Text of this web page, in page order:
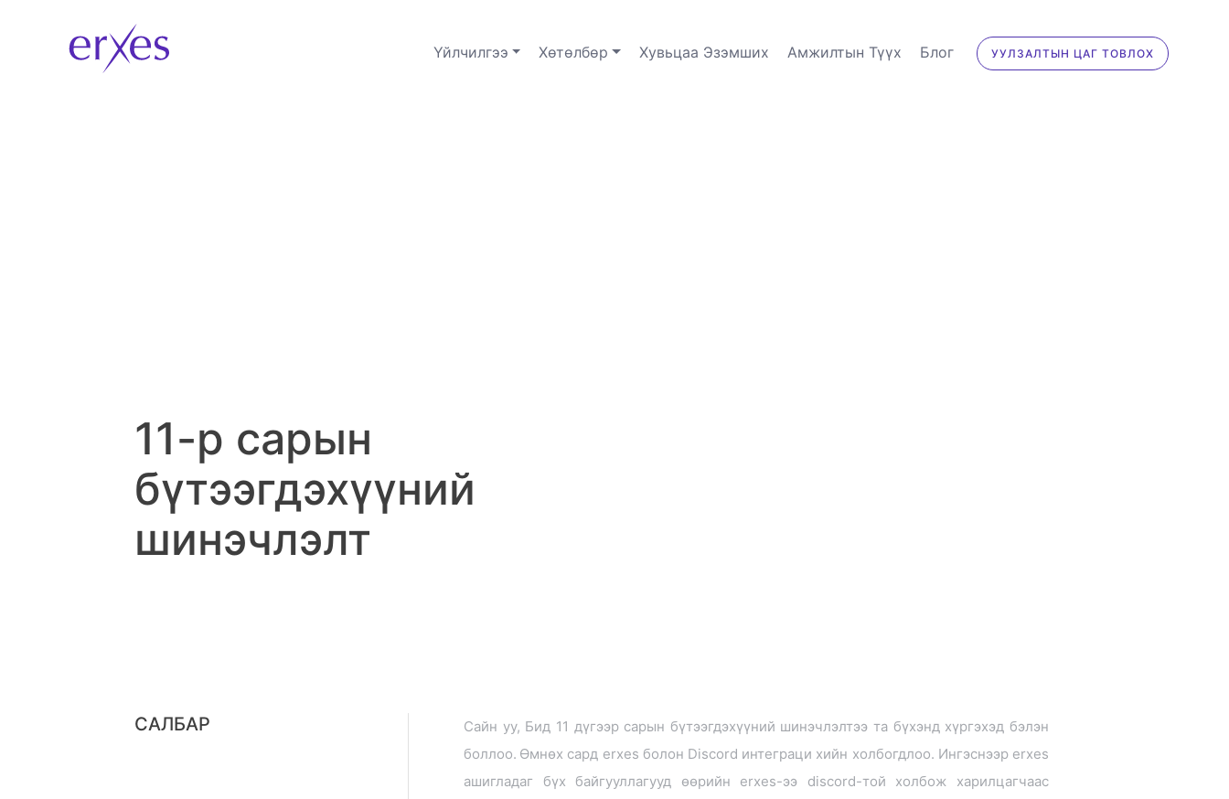
Үйлчилгээ Хөтөлбөр Хувьцаа Эзэмших Амжилтын Түүх Блог УУЛЗАЛТЫН ЦАГ ТОВЛОХ
11-р сарын
бүтээгдэхүүний
шинэчлэлт
Сайн уу, Бид 11 дүгээр сарын бүтээгдэхүүний шинэчлэлтээ та бүхэнд хүргэхэд бэлэн
боллоо. Өмнөх сард erxes болон Discord интеграци хийн холбогдлоо. Ингэснээр erxes
ашигладаг бүх байгууллагууд өөрийн erxes-ээ discord-той холбож харилцагчаас
САЛБАР